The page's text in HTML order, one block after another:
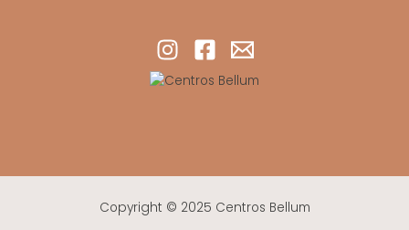
Copyright © 2025 Centros Bellum